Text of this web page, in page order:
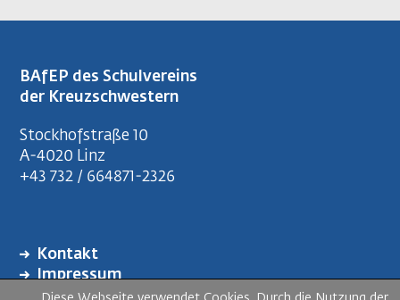
BAfEP des Schulvereins
der Kreuzschwestern
Stockhofstraße 10
A-4020 Linz
+43 732 / 664871-2326
FUSSZEILENMENÜ
Kontakt
Impressum
Datenschutzerklärung